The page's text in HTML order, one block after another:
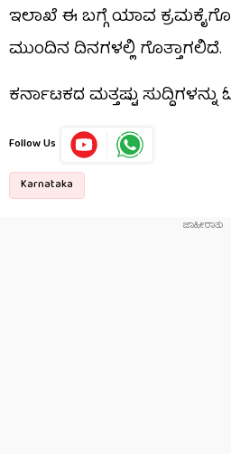
ಇಲಾಖೆ ಈ ಬಗ್ಗೆ ಯಾವ
ಮುಂದಿನ ದಿನಗಳಲ್ಲಿ ಗೊತ್ತಾಗಲಿದೆ.
ಕರ್ನಾಟಕದ ಮತ್ತಷ್ಟು ಸುದ್ದಿಗಳನ್ನು
Follow Us
Karnataka